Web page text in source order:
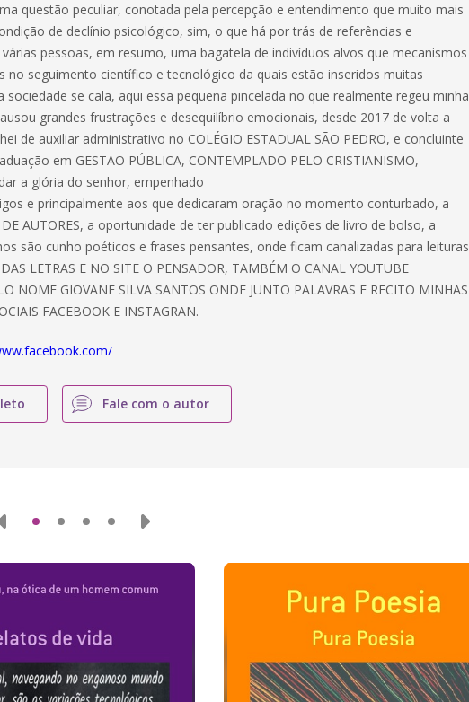
questão peculiar, conotada pela percepção e entendimento que muito mais
de declínio psicológico, sim, o que há por trás de referências e
pessoas, em resumo, uma bagatela de indivíduos alvos que mecanismos
no seguimento científico e tecnológico da quais estão inseridos muitas
sociedade se cala, aqui essa pequena pincelada no que realmente regeu minha
grandes frustrações e desequilíbrio emocionais, desde 2017 de volta a
de auxiliar administrativo no COLÉGIO ESTADUAL SÃO PEDRO, e concluinte
em GESTÃO PÚBLICA, CONTEMPLADO PELO CRISTIANISMO,
a glória do senhor, empenhado
e principalmente aos que dedicaram oração no momento conturbado, a
AUTORES, a oportunidade de ter publicado edições de livro de bolso, a
são cunho poéticos e frases pensantes, onde ficam canalizadas para leituras
LETRAS E NO SITE O PENSADOR, TAMBÉM O CANAL YOUTUBE
NOME GIOVANE SILVA SANTOS ONDE JUNTO PALAVRAS E RECITO MINHAS
FACEBOOK E INSTAGRAN.
Fale com o autor